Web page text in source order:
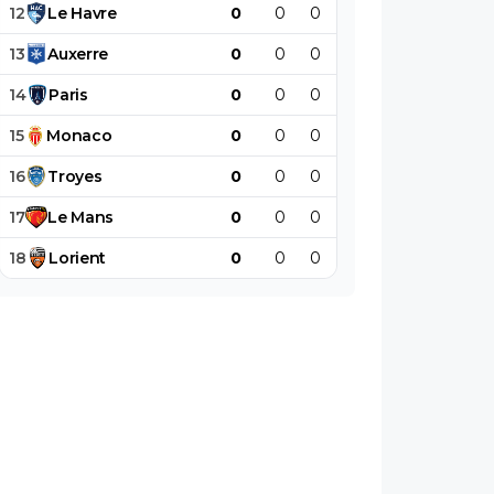
12 Le Havre 0 0 0
13 Auxerre 0 0 0
14 Paris 0 0 0
15 Monaco 0 0 0
16 Troyes 0 0 0
17 Le Mans 0 0 0
18 Lorient 0 0 0